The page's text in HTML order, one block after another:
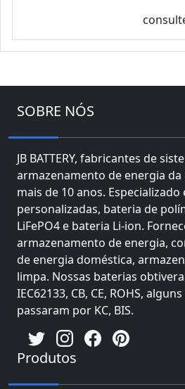
SOBRE NÓS
JB BATTERY, fabricantes de
armazenamento de energia da
mais de 10 anos.
personalizadas, bateria de
LiFePO4 e bateria Li-ion.
armazenamento de energia,
de energia doméstica,
limpa. Nossas baterias
IEC62133, CB, CE, ROHS,
passaram por KC, BIS.
Produtos